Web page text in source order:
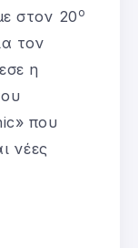
στον 20 ο
τον
η
που
νέες